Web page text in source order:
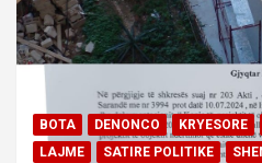
BOTA DENONCO KRYESORE
LAJME
SATIRE POLITIKE